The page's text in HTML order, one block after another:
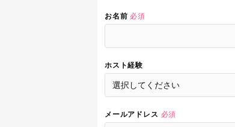
お名前 必須
ホスト経験
メールアドレス 必須